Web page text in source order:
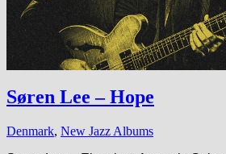
Søren Lee – Hope
Denmark, New Jazz Albums